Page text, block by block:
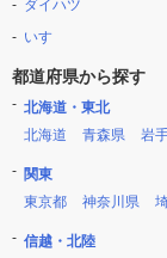
ダイハツ
いすゞ
都道府県から探す
北海道・東北
北海道
青森県 岩
関東
東京都
神奈川県
信越・北陸